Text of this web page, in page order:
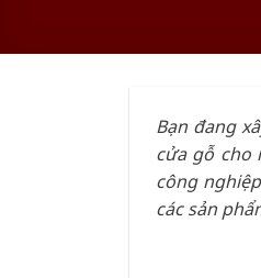
Bạn đang
cửa gỗ cho
công
các sản